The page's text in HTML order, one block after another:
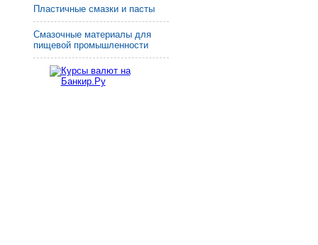
Пластичные смазки и пасты
Смазочные материалы для
пищевой промышленности